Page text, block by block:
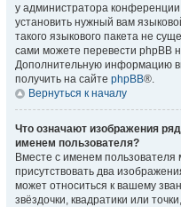
у администратора
установить нужный вам
такого языкового пакета не
сами можете перевести phpBB
Дополнительную информацию
получить на сайте phpBB®.
Вернуться к началу
Что означают изображения
именем пользователя?
Вместе с именем пользователя
присутствовать два
может относиться к вашему
звёздочки, квадратики или